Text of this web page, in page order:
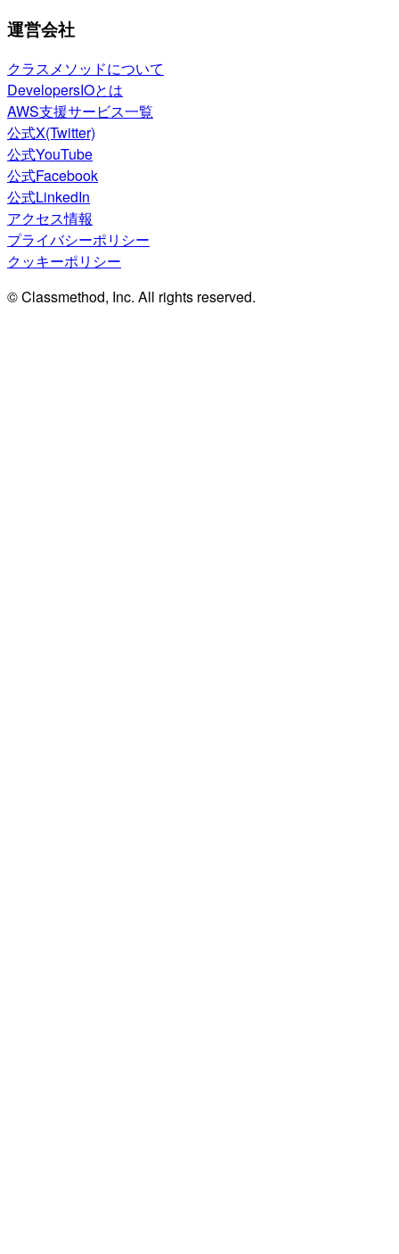
運営会社
クラスメソッドについて
DevelopersIOとは
AWS支援サービス一覧
公式X(Twitter)
公式YouTube
公式Facebook
公式LinkedIn
アクセス情報
プライバシーポリシー
クッキーポリシー
© Classmethod, Inc. All rights reserved.